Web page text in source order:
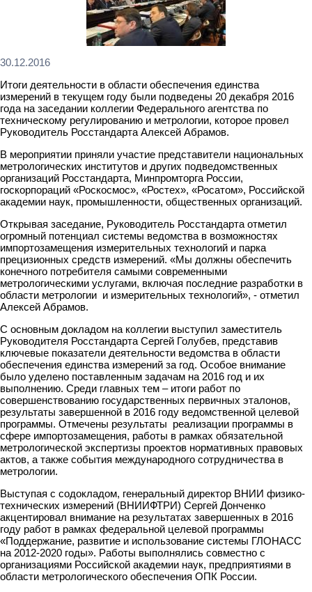
30.12.2016
Итоги деятельности в области обеспечения единства
измерений в текущем году были подведены 20 декабря 2016
года на заседании коллегии Федерального агентства по
техническому регулированию и метрологии, которое провел
Руководитель Росстандарта Алексей Абрамов.
В мероприятии приняли участие представители национальных
метрологических институтов и других подведомственных
организаций Росстандарта, Минпромторга России,
госкорпораций «Роскосмос», «Ростех», «Росатом», Российской
академии наук, промышленности, общественных организаций.
Открывая заседание, Руководитель Росстандарта отметил
огромный потенциал системы ведомства в возможностях
импортозамещения измерительных технологий и парка
прецизионных средств измерений. «Мы должны обеспечить
конечного потребителя самыми современными
метрологическими услугами, включая последние разработки в
области метрологии и измерительных технологий», - отметил
Алексей Абрамов.
С основным докладом на коллегии выступил заместитель
Руководителя Росстандарта Сергей Голубев, представив
ключевые показатели деятельности ведомства в области
обеспечения единства измерений за год. Особое внимание
было уделено поставленным задачам на 2016 год и их
выполнению. Среди главных тем – итоги работ по
совершенствованию государственных первичных эталонов,
результаты завершенной в 2016 году ведомственной целевой
программы. Отмечены результаты реализации программы в
сфере импортозамещения, работы в рамках обязательной
метрологической экспертизы проектов нормативных правовых
актов, а также события международного сотрудничества в
метрологии.
Выступая с содокладом, генеральный директор ВНИИ физико-
технических измерений (ВНИИФТРИ) Сергей Донченко
акцентировал внимание на результатах завершенных в 2016
году работ в рамках федеральной целевой программы
«Поддержание, развитие и использование системы ГЛОНАСС
на 2012-2020 годы». Работы выполнялись совместно с
организациями Российской академии наук, предприятиями в
области метрологического обеспечения ОПК России.